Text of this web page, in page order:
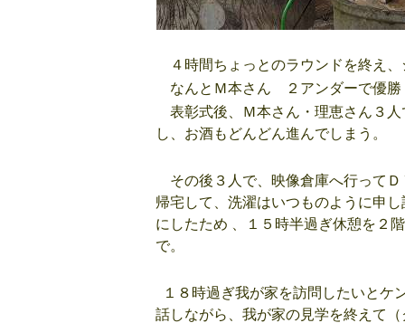
４時間ちょっとのラウンドを終え
なんとＭ本さん ２アンダーで優
表彰式後、Ｍ本さん・理恵さん３
し、お酒もどんどん進んでしまう。
その後３人で、映像倉庫へ行って
帰宅して、洗濯はいつものように申
にしたため 、１５時半過ぎ休憩を２
で。
１８時過ぎ我が家を訪問したいとケ
話しながら、我が家の見学を終えて